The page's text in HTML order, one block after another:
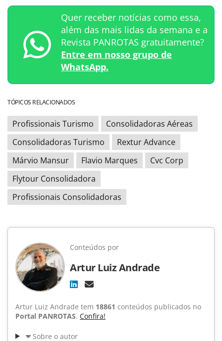
Quer receber notícias como essa,
além das mais lidas da semana e a
Revista PANROTAS gratuitamente?
Entre em nosso grupo de
WhatsApp.
TÓPICOS RELACIONADOS
Profissionais Turismo
Consolidadoras Aéreas
Consolidadoras Turismo
Rextur Advance
Márvio Mansur
Flavio Marques
Cvc Corp
Flytour Consolidadora
Profissionais Consolidadoras
Conteúdos por
Artur Luiz Andrade
Artur Luiz Andrade tem 18861 conteúdos publicados no
Portal PANROTAS. Confira!
Sobre o autor